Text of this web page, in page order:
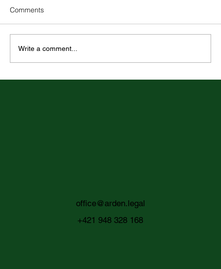
Comments
Write a comment...
office@arden.legal
+421 948 328 168